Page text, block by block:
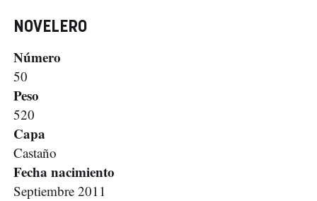
NOVELERO
Número
50
Peso
520
Capa
Castaño
Fecha nacimiento
Septiembre 2011